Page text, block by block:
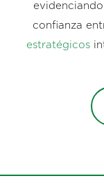
confianza
estratégicos